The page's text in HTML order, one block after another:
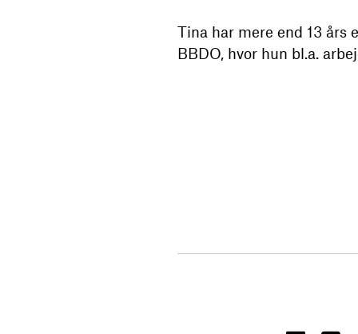
Tina har mere end 13 års
BBDO, hvor hun bl.a.